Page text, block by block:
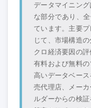
データマイニン
な部分であり、
ています。主要
じて、市場構造
クロ経済要因の
有料および無料
高いデータベー
売代理店、メー
ルダーからの検